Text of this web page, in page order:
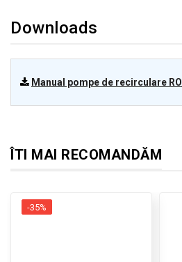
Downloads
Manual pompe de recirculare RO
ÎTI MAI RECOMANDĂM
-35%